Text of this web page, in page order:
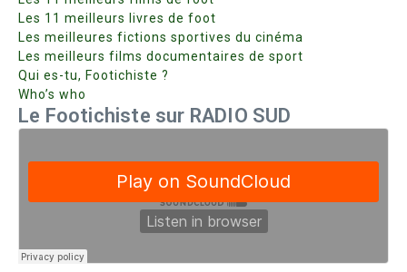
Les 11 meilleurs livres de foot
Les meilleures fictions sportives du cinéma
Les meilleurs films documentaires de sport
Qui es-tu, Footichiste ?
Who’s who
Le Footichiste sur RADIO SUD